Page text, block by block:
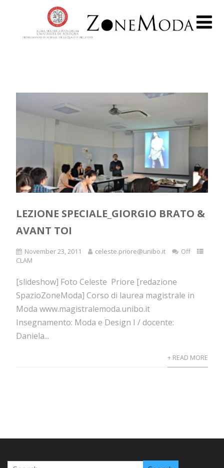
LEZIONE SPECIALE_GIORGIO BRATO &
AVANT TOI
November 23, 2011 celeste.priore@unibo.it
Off
CLAM
[slideshow] Foto Celeste Priore [redazione
SpazioZoneModa] Corso di laurea magistrale in
Moda www.magistralemoda.unibo.it
Insegnamento: Moda e Design I / docente:
Daniela...
+ READ MORE